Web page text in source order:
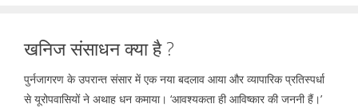
खनिज संसाधन क्या है ?
पुर्नजागरण के उपरान्त संसार में एक नया बदलाव आया और व्यापारिक प्रतिस्पर्धा
से यूरोपवासियों ने अथाह धन कमाया। ‘आवश्यकता ही आविष्कार की जननी हैं।’